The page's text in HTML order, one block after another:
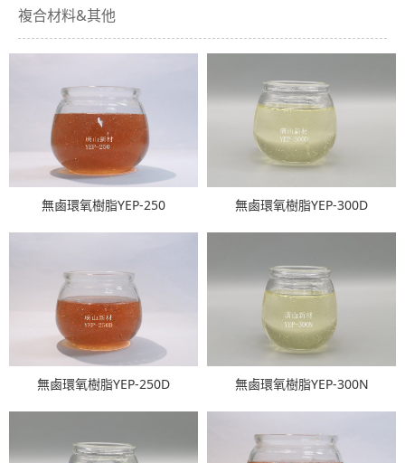
複合材料&其他
無鹵環氧樹脂YEP-250 無鹵環氧樹脂YEP-300D
無鹵環氧樹脂YEP-250D 無鹵環氧樹脂YEP-300N